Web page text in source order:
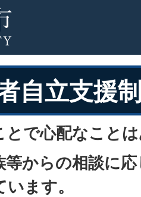
自立支援
とで心配なこと
等からの相談に
ます。